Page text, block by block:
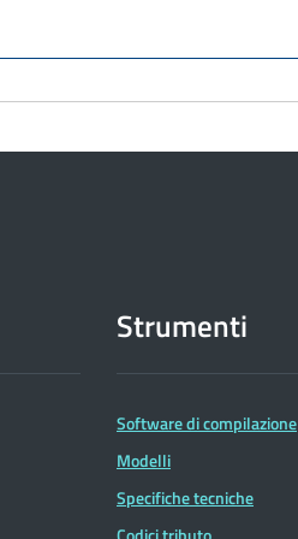
Strumenti
Software di compilazione
Modelli
Specifiche tecniche